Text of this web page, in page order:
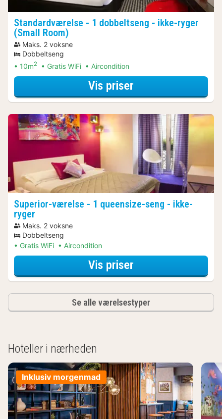
Standardværelse - 1 dobbeltseng - ikke-ryger
(Small Room)
Maks. 2 voksne
Dobbeltseng
10m2 Gratis WiFi Aircondition
Vis priser
Superior-værelse - 1 queensize-seng - ikke-
ryger
Maks. 2 voksne
Dobbeltseng
Gratis WiFi
Aircondition
Vis priser
Se alle værelsestyper
Hoteller i nærheden
Inklusiv morgenmad